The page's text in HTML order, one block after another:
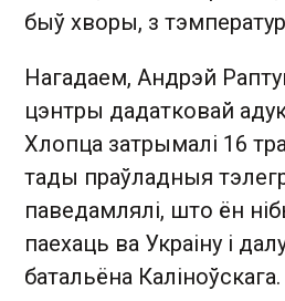
быў хворы, з
Нагадаем, Андрэй
цэнтры дадатковай
Хлопца затрымалі 16
тады праўладныя
паведамлялі, што ён
паехаць ва Украіну і
батальёна Каліноўскага.